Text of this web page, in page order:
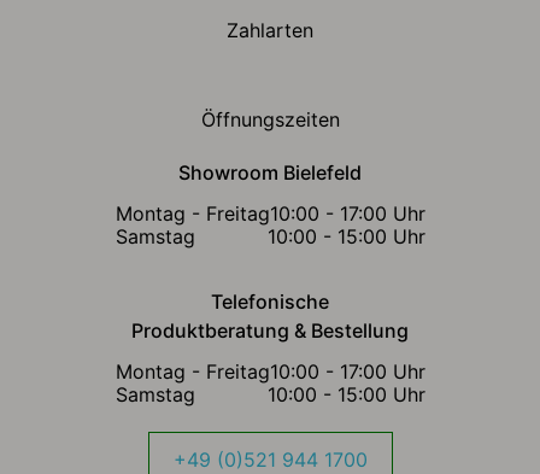
Zahlarten
Öffnungszeiten
Showroom Bielefeld
Montag - Freitag10:00 - 17:00 Uhr
Samstag
10:00 - 15:00 Uhr
Telefonische
Produktberatung & Bestellung
Montag - Freitag10:00 - 17:00 Uhr
Samstag
10:00 - 15:00 Uhr
+49 (0)521 944 1700